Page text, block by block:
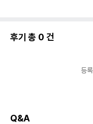
후기 총 0 건
등
Q&A